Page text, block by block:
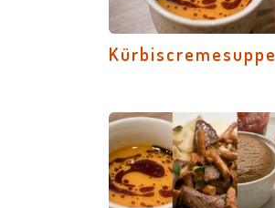
Kürbiscremesuppe